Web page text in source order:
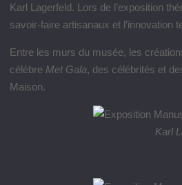
Karl Lagerfeld. Lors de l’exposition
savoir-faire artisanaux et l’innovation
Entre les murs du musée, les
célèbre Met Gala, des célébrités et
Maison.
Karl